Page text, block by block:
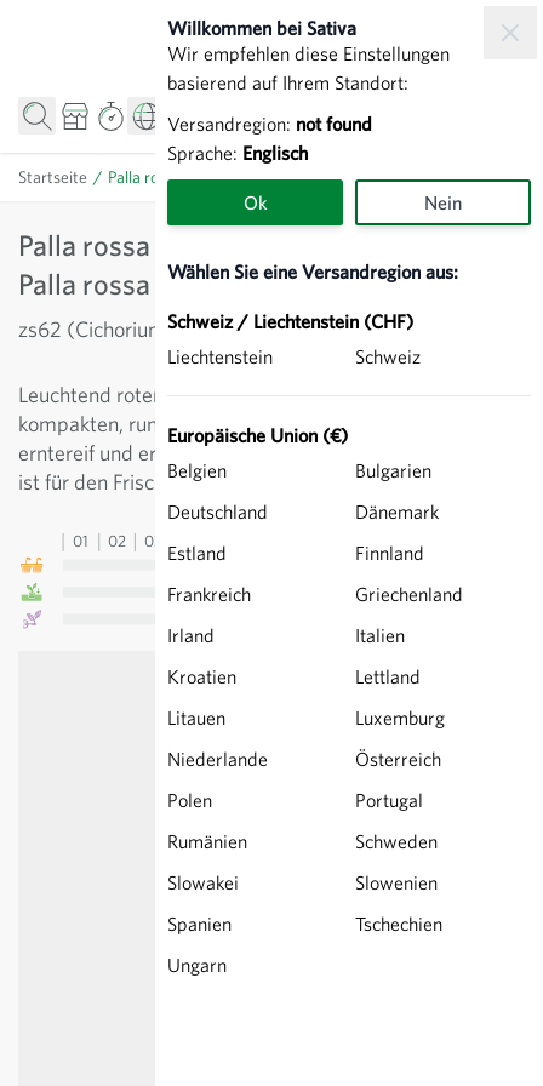
Willkommen bei Sativa
Wir empfehlen diese Einstellungen
basierend auf Ihrem Standort:
Versandregion: not found
Sprache: Englisch
Ok Nein
Wählen Sie eine Versandregion aus:
Schweiz / Liechtenstein (CHF)
Liechtenstein
Schweiz
Europäische Union (€)
Belgien
Bulgarien
Deutschland
Dänemark
Estland
Finnland
Frankreich
Griechenland
Irland
Italien
Kroatien
Lettland
Litauen
Luxemburg
Niederlande
Österreich
Polen
Portugal
Rumänien
Schweden
Slowakei
Slowenien
Spanien
Tschechien
Ungarn
Startseite / Palla rossa 3 Vinci (TT 1102) - Radicchio Palla rossa
Palla rossa 3 Vinci (TT 1102) - Radicchio
Palla rossa
zs62 (Cichorium intybus)
Leuchtend roter Radicchio mit weissen Rippen. Die
kompakten, runden Köpfe sind nach 80-90 Tagen
erntereif und erreichen ein Gewicht von 350 g. Die Sorte
ist für den Frischverzehr. Vor stärkerem Frost ernten.
01 02 03